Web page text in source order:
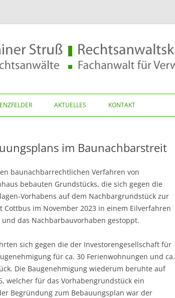
Zum
Inhalt
AKTUELLES KONTAKT
im Baunachbarstreit
baunachbarrechtlichen Verfahren von
bebauten Grundstücks, die sich gegen die
Vorhabens auf dem Nachbargrundstück zur
im November 2023 in einem Eilverfahren
das Nachbarbauvorhaben gestoppt.
sich gegen die der Investorengesellschaft für
für ca. 30 Ferienwohnungen und ca.
Die Baugenehmigung wiederum beruhte auf
welcher für das Vorhabengrundstück ein
Begründung zum Bebauungsplan war der